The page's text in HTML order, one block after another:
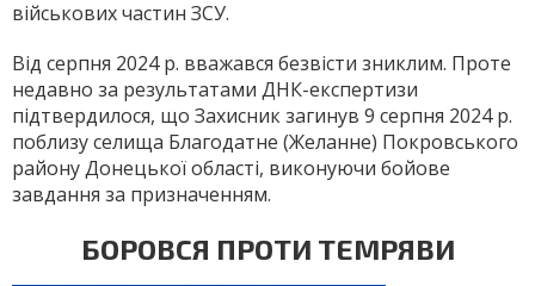
військових частин ЗСУ.
Від серпня 2024 р. вважався безвісти зниклим. Проте
недавно за результатами ДНК-експертизи
підтвердилося, що Захисник загинув 9 серпня 2024 р.
поблизу селища Благодатне (Желанне) Покровського
району Донецької області, виконуючи бойове
завдання за призначенням.
БОРОВСЯ ПРОТИ ТЕМРЯВИ